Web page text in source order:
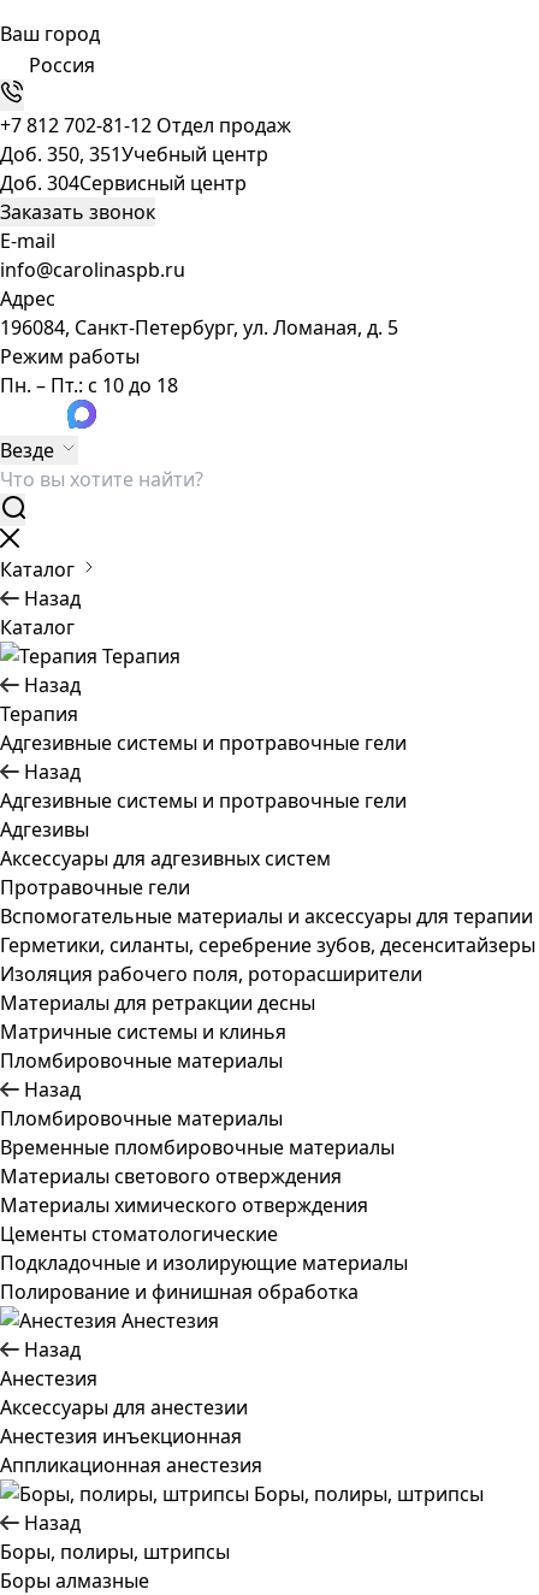
Ваш город
Россия
+7 812 702-81-12 Отдел продаж
Доб. 350, 351Учебный центр
Доб. 304Сервисный центр
Заказать звонок
E-mail
info@carolinaspb.ru
Адрес
196084, Санкт-Петербург, ул. Ломаная, д. 5
Режим работы
Пн. – Пт.: с 10 до 18
Везде
Каталог
Назад
Каталог
Терапия
Назад
Терапия
Адгезивные системы и протравочные гели
Назад
Адгезивные системы и протравочные гели
Адгезивы
Аксессуары для адгезивных систем
Протравочные гели
Вспомогательные материалы и аксессуары для терапии
Герметики, силанты, серебрение зубов, десенситайзеры
Изоляция рабочего поля, роторасширители
Материалы для ретракции десны
Матричные системы и клинья
Пломбировочные материалы
Назад
Пломбировочные материалы
Временные пломбировочные материалы
Материалы светового отверждения
Материалы химического отверждения
Цементы стоматологические
Подкладочные и изолирующие материалы
Полирование и финишная обработка
Анестезия
Назад
Анестезия
Аксессуары для анестезии
Анестезия инъекционная
Аппликационная анестезия
Боры, полиры, штрипсы
Назад
Боры, полиры, штрипсы
Боры алмазные